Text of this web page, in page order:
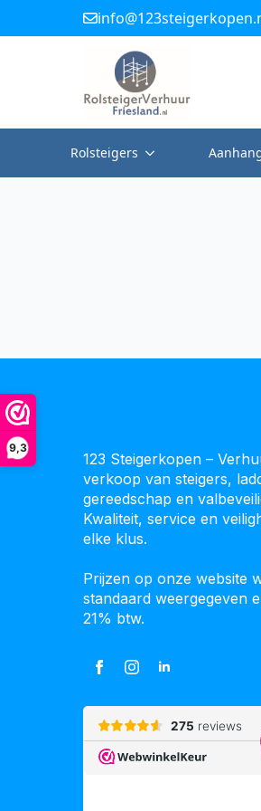
9,3
Rolsteigers
123 Steigerkopen –
verkoop van steigers,
gereedschap en
Kwaliteit, service en
elke klus.
Prijzen op onze website
standaard weergegeven
21% btw.